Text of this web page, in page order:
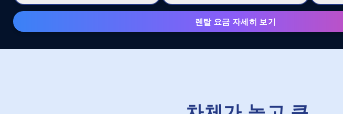
렌탈 요금 자세히 보기